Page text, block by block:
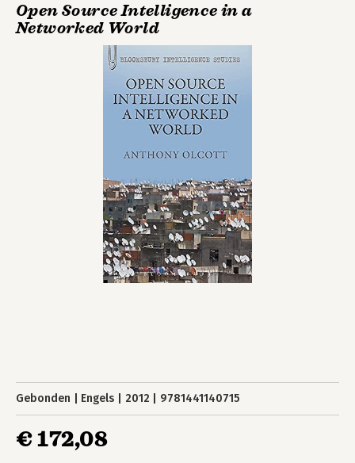
Open Source Intelligence in a
Networked World
Gebonden Engels 2012 9781441140715
€ 172,08